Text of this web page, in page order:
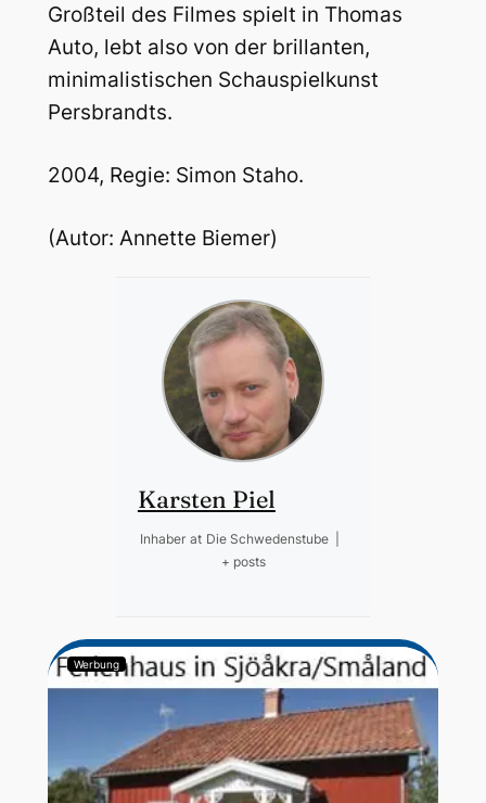
Großteil des Filmes spielt in Thomas
Auto, lebt also von der brillanten,
minimalistischen Schauspielkunst
Persbrandts.
2004, Regie: Simon Staho.
(Autor: Annette Biemer)
Karsten Piel
Inhaber at Die Schwedenstube
+ posts
Werbung